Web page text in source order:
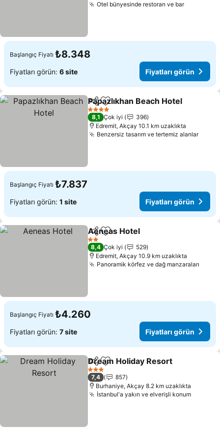
Otel bünyesinde restoran ve bar
Başlangıç Fiyatı ₺8.348
Fiyatları görün: 6 site Fiyatları görün
PaylaşFavorilerime ekle
Papazlıkhan Beach Hotel
4 Yıldız
8,1 Çok iyi
396
Edremit, Akçay 10.1 km uzaklıkta
Benzersiz tasarım ve tertemiz alanlar
Başlangıç Fiyatı ₺7.837
Fiyatları görün: 1 site Fiyatları görün
PaylaşFavorilerime ekle
Aeneas Hotel
2 Yıldız
8,4 Çok iyi
529
Edremit, Akçay 10.9 km uzaklıkta
Panoramik körfez ve dağ manzaraları
Başlangıç Fiyatı ₺4.260
Fiyatları görün: 7 site Fiyatları görün
PaylaşFavorilerime ekle
Dream Holiday Resort
3 Yıldız
7,4
857
Burhaniye, Akçay 8.2 km uzaklıkta
İstanbul'a yakın ve elverişli konum